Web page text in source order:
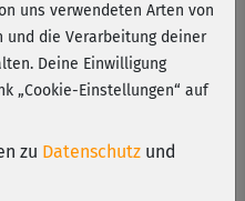
uns verwendeten Arten von
und die Verarbeitung deiner
Deine Einwilligung
„Cookie-Einstellungen“ auf
zu Datenschutz und